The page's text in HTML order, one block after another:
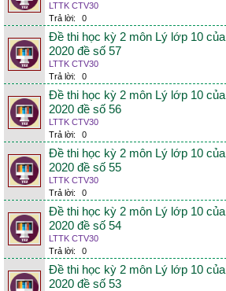
LTTK CTV30
Trả lời:
0
Đề thi học kỳ 2 môn Lý lớp 10
2020 đề số 57
LTTK CTV30
Trả lời:
0
Đề thi học kỳ 2 môn Lý lớp 10
2020 đề số 56
LTTK CTV30
Trả lời:
0
Đề thi học kỳ 2 môn Lý lớp 10
2020 đề số 55
LTTK CTV30
Trả lời:
0
Đề thi học kỳ 2 môn Lý lớp 10
2020 đề số 54
LTTK CTV30
Trả lời:
0
Đề thi học kỳ 2 môn Lý lớp 10
2020 đề số 53